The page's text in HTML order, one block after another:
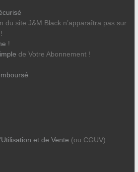
du site J&M Black n’apparaîtra pas sur
!
de Votre Abonnement !
et de Vente (ou CGUV)